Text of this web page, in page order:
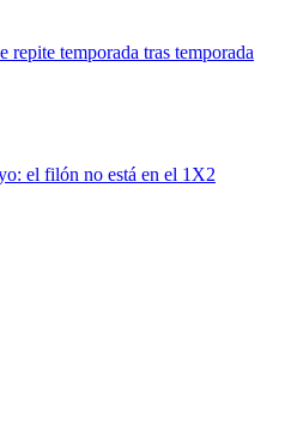
repite temporada tras temporada
el filón no está en el 1X2